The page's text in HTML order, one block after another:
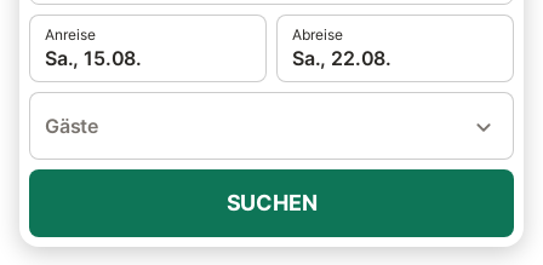
Anreise
Sa., 15.08.
Abreise
Sa., 22.08.
Gäste
SUCHEN